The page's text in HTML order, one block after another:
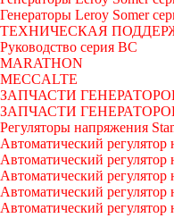
Генераторы Leroy Somer
ТЕХНИЧЕСКАЯ
Руководство серия BC
MARATHON
MECCALTE
ЗАПЧАСТИ
ЗАПЧАСТИ
Регуляторы напряжения
Автоматический
Автоматический
Автоматический
Автоматический
Автоматический